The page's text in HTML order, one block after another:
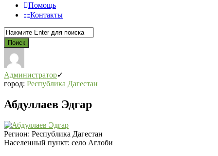
Помощь
Контакты
Администратор
город: Республика Дагестан
Абдуллаев Эдгар
Регион: Республика Дагестан
Населенный пункт: село Аглоби